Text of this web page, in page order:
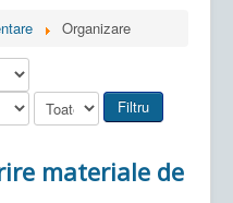
Organizare
Filtru
materiale de